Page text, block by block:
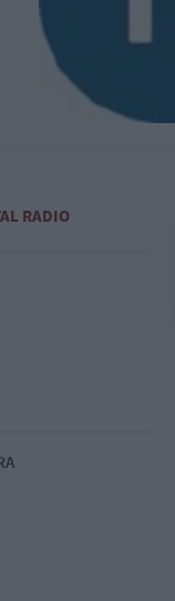
RADIO